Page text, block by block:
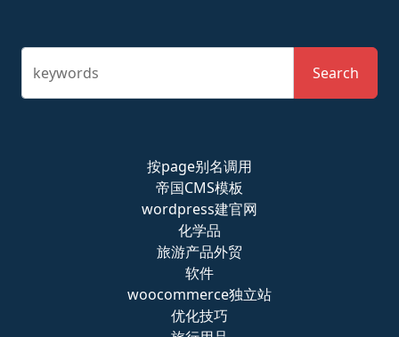
keywords Search
按page别名调用
帝国CMS模板
wordpress建官网
化学品
旅游产品外贸
软件
woocommerce独立站
优化技巧